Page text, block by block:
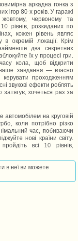
аркадна гонка з
ігор 80-х років. У гаражі
червоному та
рівнів, розкиданих по
кожен рівень являє
в окремій локації. Крім
два секретних
їх у процесі гри.
кола, щоб відкрити
завдання — вчасно
проходженням
звукові ефекти роблять
хочеться раз за
на круговій
коли потрібно різко
час, побиваючи
нові країни світу.
всі 10 рівнів,
в неї ви можете